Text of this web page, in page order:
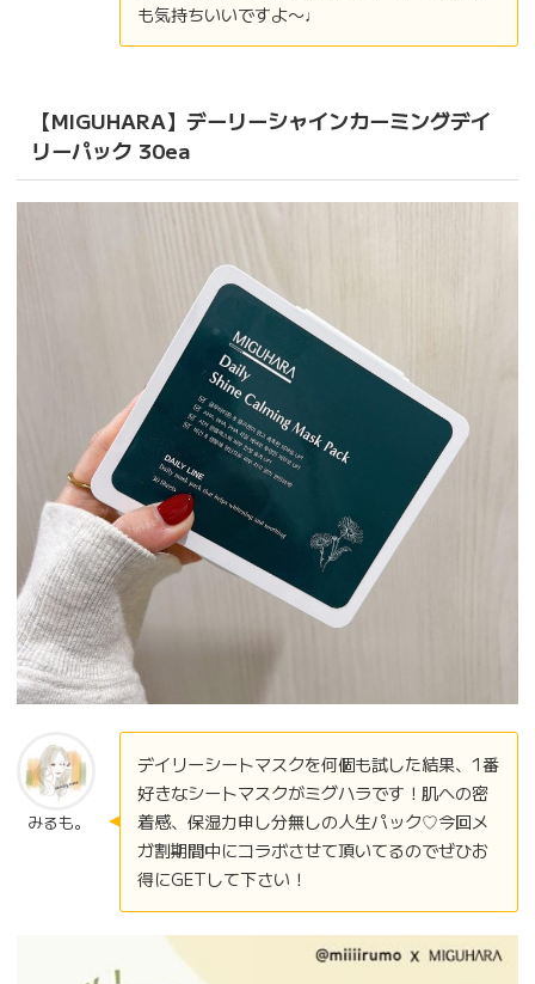
も気持ちいいですよ〜♩
【MIGUHARA】デーリーシャインカーミングデイ
リーパック 30ea
みるも。
デイリーシートマスクを何個も試した結果、1番
好きなシートマスクがミグハラです！肌への密
着感、保湿力申し分無しの人生パック♡今回メ
ガ割期間中にコラボさせて頂いてるのでぜひお
得にGETして下さい！